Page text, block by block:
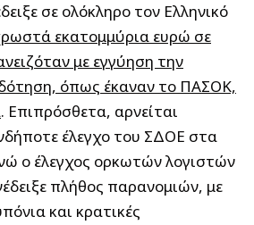
σε ολόκληρο τον Ελληνικό
εκατομμύρια ευρώ σε
με εγγύηση την
όπως έκαναν το ΠΑΣΟΚ,
. Επιπρόσθετα, αρνείται
έλεγχο του ΣΔΟΕ στα
ο έλεγχος ορκωτών λογιστών
πλήθος παρανομιών, με
και κρατικές